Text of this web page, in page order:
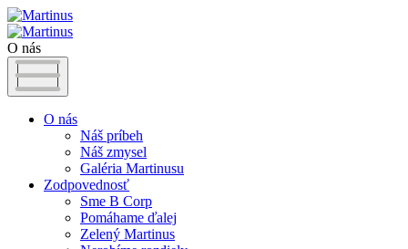
O nás
O nás
Náš príbeh
Náš zmysel
Galéria Martinusu
Zodpovednosť
Sme B Corp
Pomáhame ďalej
Zelený Martinus